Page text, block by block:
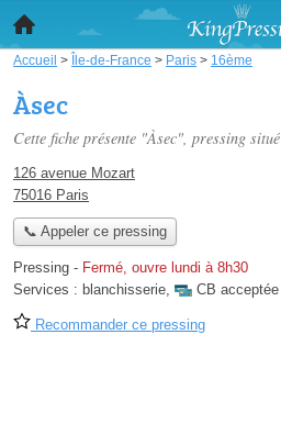
Accueil > Île-de-France > Paris > 16ème
Àsec
Cette fiche présente "Àsec", pressing situé
126 avenue Mozart
75016 Paris
📞 Appeler ce pressing
Pressing - Fermé, ouvre lundi à 8h30
Services : blanchisserie, CB acceptée
Recommander ce pressing